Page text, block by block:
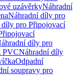
uzávěrkyNáhradní
Náhradní díly pro
díly pro Připojovací
díly pro
PVCNáhradní díly
Odpadní
soupravy pro